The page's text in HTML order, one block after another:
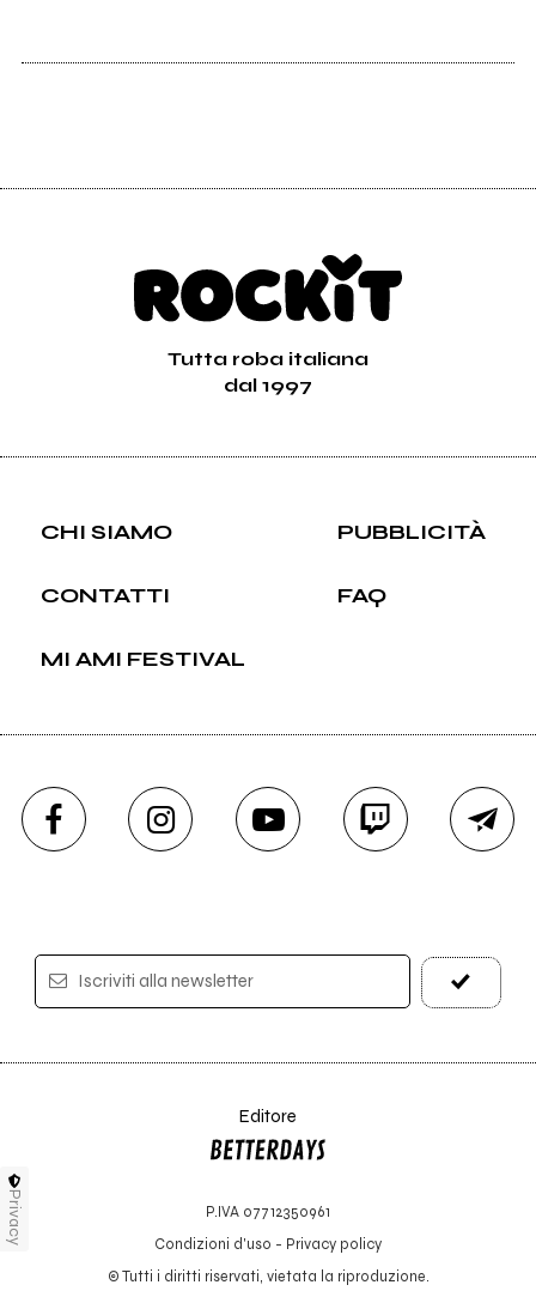
Tutta roba italiana
dal 1997
CHI SIAMO PUBBLICITÀ
CONTATTI FAQ
MI AMI FESTIVAL
Iscriviti alla newsletter
Editore
P.IVA 07712350961
Condizioni d'uso - Privacy policy
© Tutti i diritti riservati, vietata la riproduzione.
Privacy